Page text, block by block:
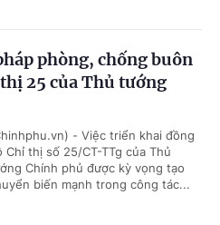
phòng, chống buôn
25 của Thủ tướng
- Việc triển khai đồng
Chỉ thị số 25/CT-TTg của Thủ
Chính phủ được kỳ vọng tạo
biến mạnh trong công tác...